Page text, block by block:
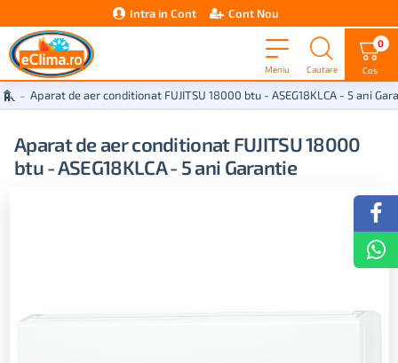
Intra in Cont Cont Nou
0
Aparat de aer conditionat FUJITSU 18000 btu - ASEG18KLCA - 5 ani
Aparat de aer conditionat FUJITSU 18000
btu - ASEG18KLCA - 5 ani Garantie